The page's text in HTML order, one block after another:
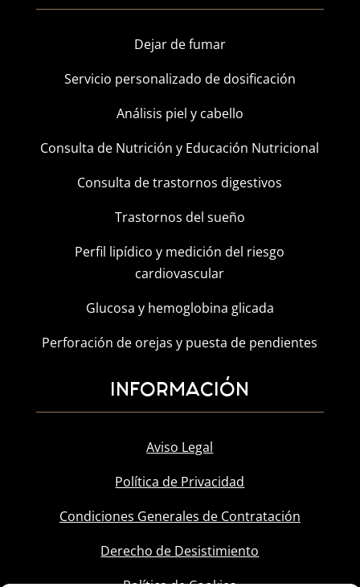
Dejar de fumar
Servicio personalizado de dosificación
Análisis piel y cabello
Consulta de Nutrición y Educación Nutricional
Consulta de trastornos digestivos
Trastornos del sueño
Perfil lipídico y medición del riesgo
cardiovascular
Glucosa y hemoglobina glicada
Perforación de orejas y puesta de pendientes
INFORMACIÓN
Aviso Legal
Política de Privacidad
Condiciones Generales de Contratación
Derecho de Desistimiento